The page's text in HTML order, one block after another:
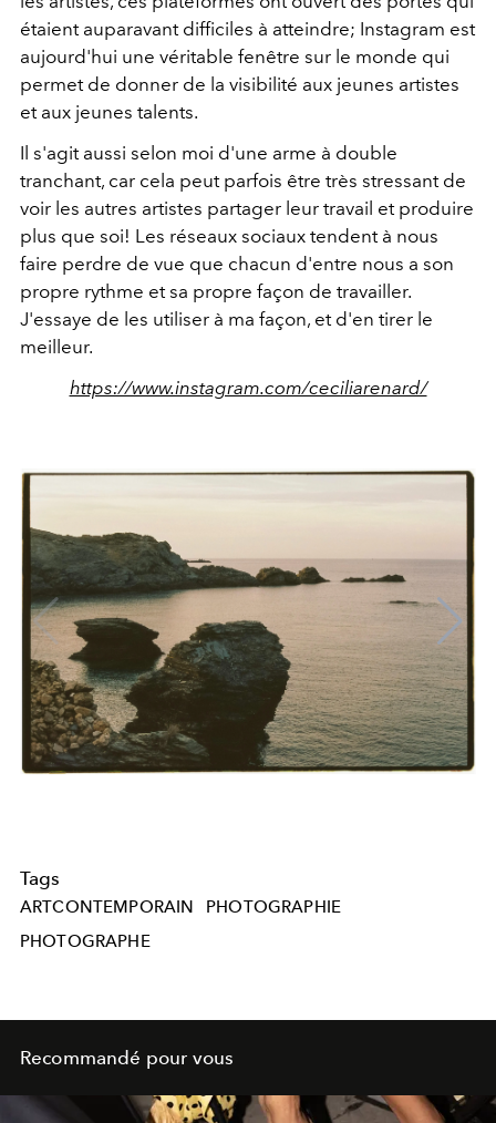
étaient auparavant difficiles à atteindre; Instagram est
aujourd'hui une véritable fenêtre sur le monde qui
permet de donner de la visibilité aux jeunes artistes
et aux jeunes talents.
Il s'agit aussi selon moi d'une arme à double
tranchant, car cela peut parfois être très stressant de
voir les autres artistes partager leur travail et produire
plus que soi! Les réseaux sociaux tendent à nous
faire perdre de vue que chacun d'entre nous a son
propre rythme et sa propre façon de travailler.
J'essaye de les utiliser à ma façon, et d'en tirer le
meilleur.
https://www.instagram.com/ceciliarenard/
Tags
ARTCONTEMPORAIN
PHOTOGRAPHIE
PHOTOGRAPHE
Recommandé pour vous